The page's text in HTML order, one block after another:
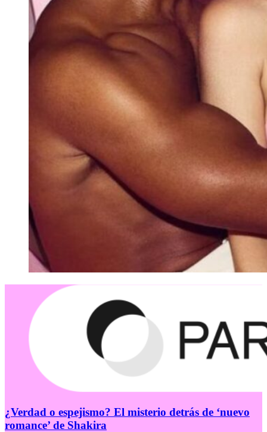
¿Verdad o espejismo? El misterio detrás de ‘nuevo
romance’ de Shakira